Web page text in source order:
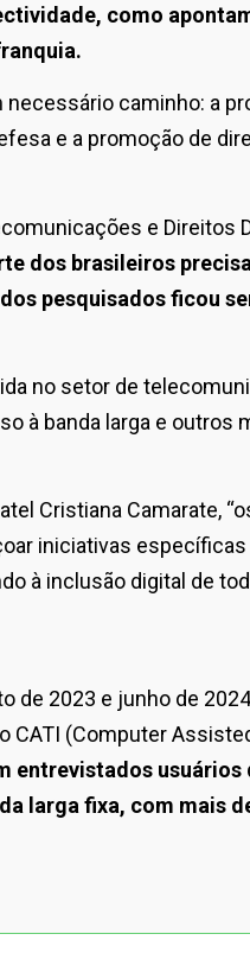
como
necessário caminho: a
e a promoção de
e Direitos
dos brasileiros
pesquisados ficou
no setor de
à banda larga e outros
Cristiana Camarate,
iniciativas
à inclusão digital de
de 2023 e junho de
CATI (Computer
entrevistados
larga fixa, com mais